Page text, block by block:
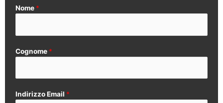
Nome *
Cognome *
Indirizzo Email *